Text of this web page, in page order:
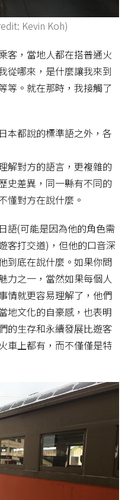
Kevin Koh)
客，當地人都在搭普通火
從哪來，是什麼讓我來到
等。就在那時，我接觸了
本都說的標準語之外，各
解對方的語言，更複雜的
史差異，同一縣有不同的
懂對方在說什麼。
語(可能是因為他的角色需
客打交道)，但他的口音深
到底在說什麼。如果你問
力之一，當然如果每個人
情就更容易理解了，他們
地文化的自豪感，也表明
的生存和永續發展比遊客
車上都有，而不僅僅是特